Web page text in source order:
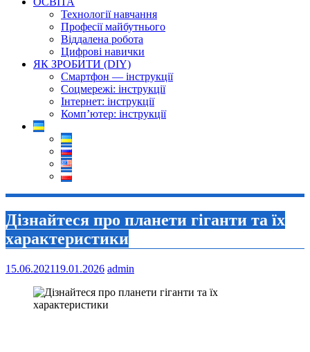
Технології навчання
Професії майбутнього
Віддалена робота
Цифрові навички
ЯК ЗРОБИТИ (DIY)
Смартфон — інструкції
Соцмережі: інструкції
Інтернет: інструкції
Комп’ютер: інструкції
Дізнайтеся про планети гіганти та їх
характеристики
15.06.202119.01.2026 admin